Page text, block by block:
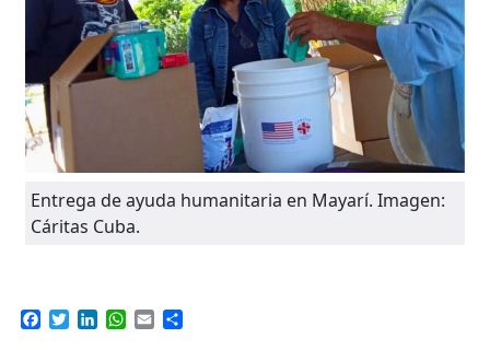
Entrega de ayuda humanitaria en Mayarí. Imagen:
Cáritas Cuba.
Facebook
TwitterLinkedIn
WhatsApp
Email